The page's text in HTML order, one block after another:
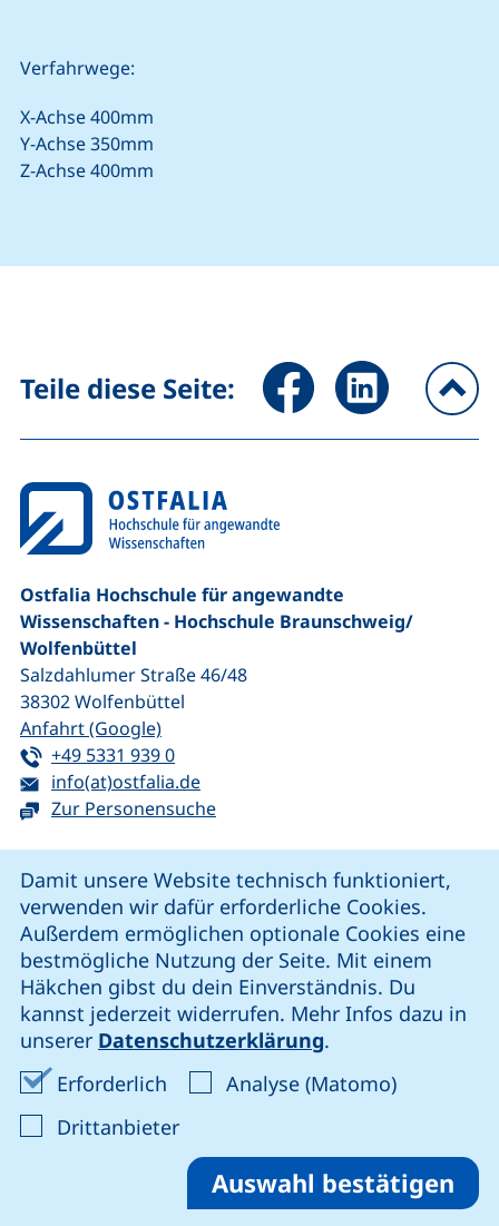
Damit unsere Website technisch funktioniert,
verwenden wir dafür erforderliche Cookies.
Außerdem ermöglichen optionale Cookies eine
bestmögliche Nutzung der Seite. Mit einem
Häkchen gibst du dein Einverständnis. Du
kannst jederzeit widerrufen. Mehr Infos dazu in
unserer Datenschutzerklärung.
Erforderlich Erforderliche Cookies akzeptieren
Analyse (Matomo)Analyse-
Drittanbieter: Cookies von Drittanbieter
Auswahl bestätigen
Verfahrwege:
X-Achse 400mm
Y-Achse 350mm
Z-Achse 400mm
Teile diese Seite: Seite über Facebook teilen
Seite über
Ostfalia Hochschule für angewandte
Wissenschaften - Hochschule Braunschweig/​
Wolfenbüttel
Salzdahlumer Straße 46/48
38302Wolfenbüttel
Anfahrt (Google)(externer Link, öffnet neues Fenster)
Tel:
+49 5331 939 0(startet einen Telefonanruf, wenn Ihr
E-Mail:
info(at)ostfalia.de(öffnet Ihr E-Mail-Programm)
Zur Personensuche
unsere Facebook-Seite (externer Link, öffnet neues
unsere LinkedIn-Seite (externer Link, öffnet
unsere Instagram-Seite (externer Link,
unsere YouTube-Seite (externer
Cookie-Einstellungen
Impressum
Datenschutz
Erklärung zur Barrierefreiheit